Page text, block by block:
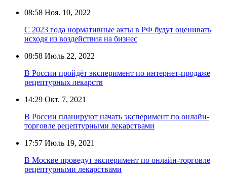
08:58 Ноя. 10, 2022
С 2023 года нормативные акты в РФ будут оценивать
исходя из воздействия на бизнес
08:58 Июль 22, 2022
В России пройдёт эксперимент по интернет-продаже
рецептурных лекарств
14:29 Окт. 7, 2021
В России планируют начать эксперимент по онлайн-
торговле рецептурными лекарствами
17:57 Июль 19, 2021
В Москве проведут эксперимент по онлайн-торговле
рецептурными лекарствами